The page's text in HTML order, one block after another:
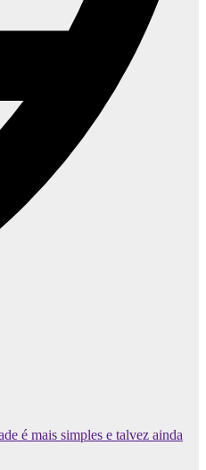
é mais simples e talvez ainda